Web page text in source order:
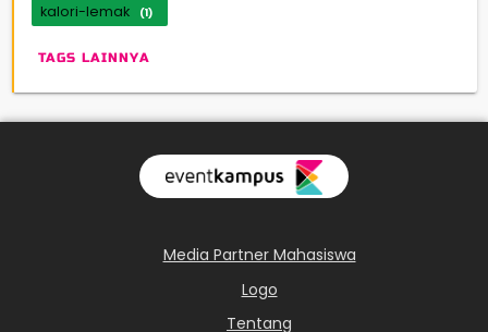
kalori-lemak (1)
TAGS LAINNYA
Media Partner Mahasiswa
Logo
Tentang